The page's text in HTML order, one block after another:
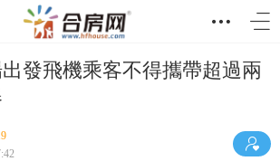
發飛機乘客不得攜帶超過兩